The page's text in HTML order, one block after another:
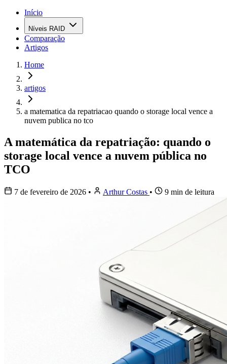
Início
Níveis RAID
Comparação
Artigos
Home
artigos
a matematica da repatriacao quando o storage local vence a
nuvem publica no tco
A matemática da repatriação: quando o
storage local vence a nuvem pública no
TCO
7 de fevereiro de 2026 • Arthur Costas • 9 min de leitura